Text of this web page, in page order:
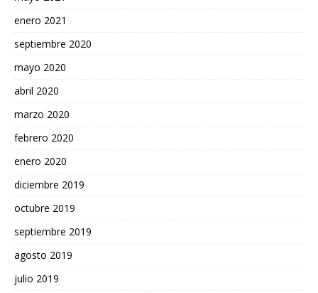
enero 2021
septiembre 2020
mayo 2020
abril 2020
marzo 2020
febrero 2020
enero 2020
diciembre 2019
octubre 2019
septiembre 2019
agosto 2019
julio 2019